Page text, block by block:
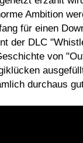
Ambition
für einen
der DLC
von
durchaus